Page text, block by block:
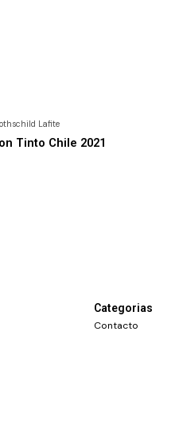
Lafite
Tinto Chile 2021
Categorias
Contacto